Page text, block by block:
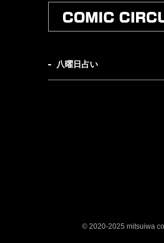
八曜日占い
© 2020-2025 mitsuiwa